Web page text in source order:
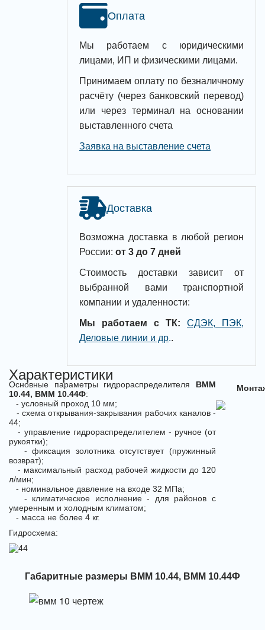
Оплата
Мы работаем с юридическими
лицами, ИП и физическими лицами.
Принимаем оплату по безналичному
расчёту (через банковский перевод)
или через терминал на основании
выставленного счета
Заявка на выставление счета
Доставка
Возможна доставка в любой регион
России: от 3 до 7 дней
Стоимость доставки зависит от
выбранной вами транспортной
компании и удаленности:
Мы работаем с ТК:
СДЭК, ПЭК,
Деловые линии и др..
Характеристики
Основные параметры гидрораспределителя ВММ
10.44, ВММ 10.44Ф:
- условный проход 10 мм;
- схема открывания-закрывания рабочих каналов -
44;
- управление гидрораспределителем - ручное (от
рукоятки);
- фиксация золотника отсутствует (пружинный
возврат);
- максимальный расход рабочей жидкости до 120
л/мин;
- номинальное давление на входе 32 МПа;
- климатическое исполнение - для районов с
умеренным и холодным климатом;
- масса не более 4 кг.
Гидросхема:
Габаритные размеры ВММ 10.44, ВММ 10.44Ф